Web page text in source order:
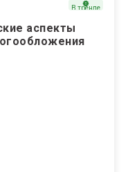
В тренде
аспекты